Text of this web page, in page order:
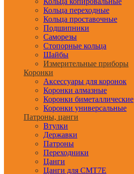
Кольца переходные
Кольца проставочные
Подшипники
Саморезы
Стопорные кольца
Шайбы
Измерительные приборы
Коронки
Аксессуары для коронок
Коронки алмазные
Коронки биметаллические
Коронки универсальные
Патроны, цанги
Втулки
Державки
Патроны
Переходники
Цанги
Цанги для CMT7E